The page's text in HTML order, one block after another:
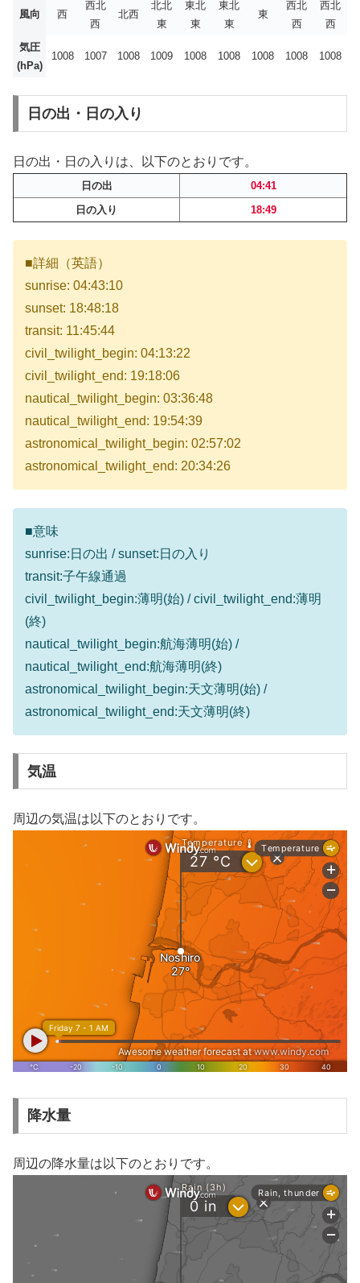
風向 西
西北
西
北西
北北
東
東北
東
東北
東
東
西北
西
西北
西
気圧
(hPa)
1008 1007 1008 1009 1008 1008 1008 1008 1008
日の出・日の入り
日の出・日の入りは、以下のとおりです。
日の出
04:41
日の入り
18:49
■詳細（英語）
sunrise: 04:43:10
sunset: 18:48:18
transit: 11:45:44
civil_twilight_begin: 04:13:22
civil_twilight_end: 19:18:06
nautical_twilight_begin: 03:36:48
nautical_twilight_end: 19:54:39
astronomical_twilight_begin: 02:57:02
astronomical_twilight_end: 20:34:26
■意味
sunrise:日の出 / sunset:日の入り
transit:子午線通過
civil_twilight_begin:薄明(始) / civil_twilight_end:薄明
(終)
nautical_twilight_begin:航海薄明(始) /
nautical_twilight_end:航海薄明(終)
astronomical_twilight_begin:天文薄明(始) /
astronomical_twilight_end:天文薄明(終)
気温
周辺の気温は以下のとおりです。
降水量
周辺の降水量は以下のとおりです。